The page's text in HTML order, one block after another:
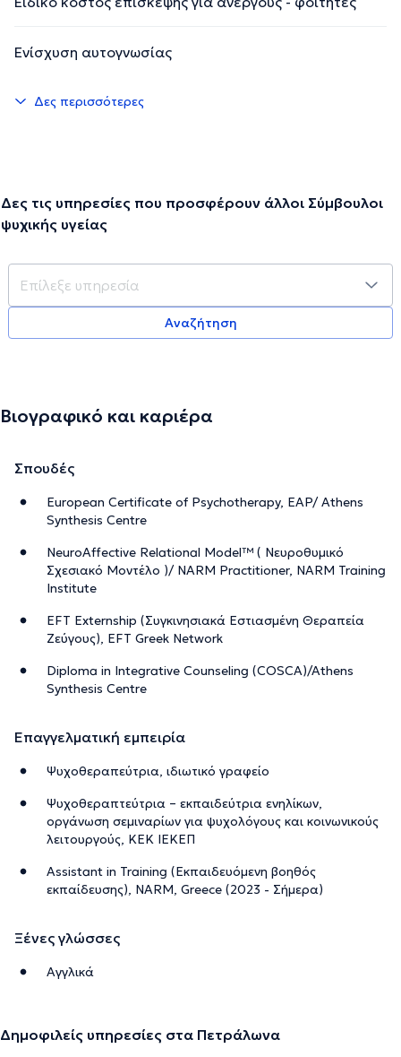
Ενίσχυση αυτογνωσίας
Δες περισσότερες
Δες τις υπηρεσίες που προσφέρουν άλλοι Σύμβουλοι
ψυχικής υγείας
Αναζήτηση
Βιογραφικό και καριέρα
Σπουδές
European Certificate of Psychotherapy, EAP/ Athens
Synthesis Centre
NeuroAffective Relational Model™ ( Νευροθυμικό
Σχεσιακό Μοντέλο )/ ΝΑRM Practitioner, NARM Training
Institute
EFT Externship (Συγκινησιακά Εστιασμένη Θεραπεία
Ζεύγους), EFT Greek Network
Diploma in Integrative Counseling (COSCA)/Athens
Synthesis Centre
Επαγγελματική εμπειρία
Ψυχοθεραπεύτρια, ιδιωτικό γραφείο
Ψυχοθεραπτεύτρια – εκπαιδεύτρια ενηλίκων,
οργάνωση σεμιναρίων για ψυχολόγους και κοινωνικούς
λειτουργούς, ΚΕΚ ΙΕΚΕΠ
Assistant in Training (Εκπαιδευόμενη βοηθός
εκπαίδευσης), NARM, Greece (2023 - Σήμερα)
Ξένες γλώσσες
Αγγλικά
Δημοφιλείς υπηρεσίες στα Πετράλωνα